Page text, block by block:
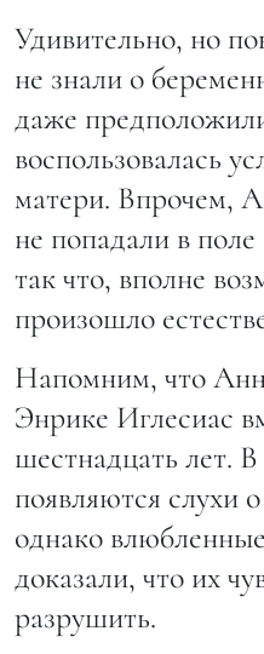
Удивительно, но
не знали о
даже
воспользовалась
матери. Впрочем,
не попадали в
так что, вполне
произошло
Напомним, что
Энрике Иглесиас
шестнадцать лет.
появляются слухи
однако
доказали, что их
разрушить.